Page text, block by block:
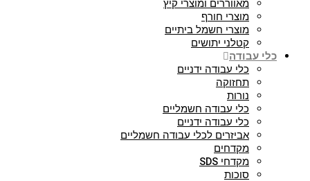
מאווררים ומוצרי קיץ
מוצרי חורף
מוצרי חשמל ביתיים
קטלני יתושים
כלי עבודה
כלי עבודה ידניים
תחזוקה
נורות
כלי עבודה חשמליים
כלי עבודה ידניים
אביזרים לכלי עבודה חשמליים
מקדחים
מקדחי SDS
סוכות